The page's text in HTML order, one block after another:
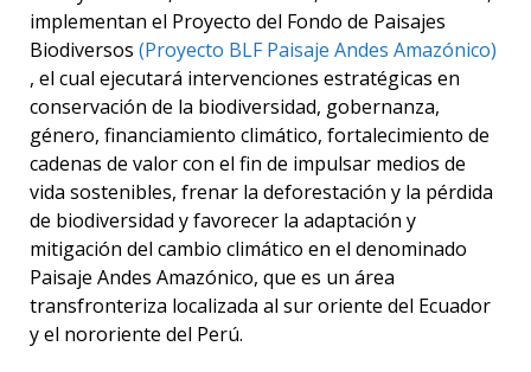
implementan el Proyecto del Fondo de Paisajes
Biodiversos (Proyecto BLF Paisaje Andes Amazónico)
, el cual ejecutará intervenciones estratégicas en
conservación de la biodiversidad, gobernanza,
género, financiamiento climático, fortalecimiento de
cadenas de valor con el fin de impulsar medios de
vida sostenibles, frenar la deforestación y la pérdida
de biodiversidad y favorecer la adaptación y
mitigación del cambio climático en el denominado
Paisaje Andes Amazónico, que es un área
transfronteriza localizada al sur oriente del Ecuador
y el nororiente del Perú.